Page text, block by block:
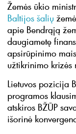
Žemės ūkio
Baltijos šalių
apie Bendrąją
daugiametę
apsirūpinimo
užtikrinimo krizės
Lietuvos pozicija
programos
atskiros BŽŪP
išorinė